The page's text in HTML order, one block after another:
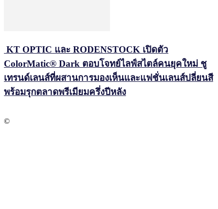
KT OPTIC และ RODENSTOCK เปิดตัว
ColorMatic® Dark ตอบโจทย์ไลฟ์สไตล์คนยุคใหม่ ชู
เทรนด์เลนส์ที่ผสานการมองเห็นและแฟชั่นเลนส์ปลี่ยนสี
พร้อมรุกตลาดพรีเมียมครึ่งปีหลัง
©